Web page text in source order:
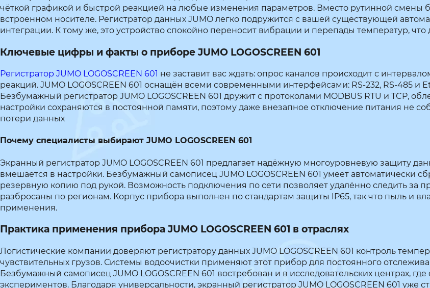
чёткой графикой и быстрой реакцией на любые изменения параметров. Вместо рутинной смены
встроенном носителе. Регистратор данных JUMO легко подружится с вашей существующей
интеграции. К тому же, это устройство спокойно переносит вибрации и перепады температур,
Ключевые цифры и факты о приборе JUMO LOGOSCREEN 601
Регистратор JUMO LOGOSCREEN 601 не заставит вас ждать: опрос каналов происходит с
реакций. JUMO LOGOSCREEN 601 оснащён всеми современными интерфейсами: RS-232, RS-485 и
Безбумажный регистратор JUMO LOGOSCREEN 601 дружит с протоколами MODBUS RTU и TCP,
настройки сохраняются в постоянной памяти, поэтому даже внезапное отключение питания не
потери данных
Почему специалисты выбирают JUMO LOGOSCREEN 601
Экранный регистратор JUMO LOGOSCREEN 601 предлагает надёжную многоуровневую защиту
вмешается в настройки. Безбумажный самописец JUMO LOGOSCREEN 601 умеет автоматически
резервную копию под рукой. Возможность подключения по сети позволяет удалённо следить за
разбросаны по регионам. Корпус прибора выполнен по стандартам защиты IP65, так что пыль и
применения.
Практика применения прибора JUMO LOGOSCREEN 601 в отраслях
Логистические компании доверяют регистратору данных JUMO LOGOSCREEN 601 контроль
чувствительных грузов. Системы водоочистки применяют этот прибор для постоянного
Безбумажный самописец JUMO LOGOSCREEN 601 востребован и в исследовательских центрах,
экспериментов. Благодаря универсальности, экранный регистратор JUMO LOGOSCREEN 601 уже